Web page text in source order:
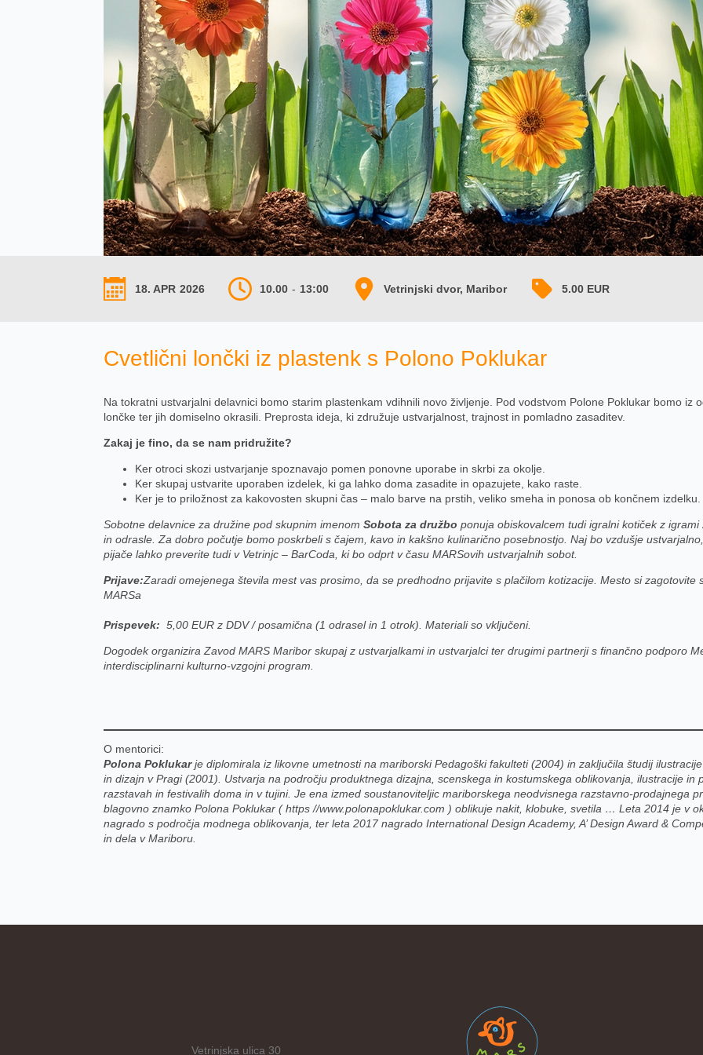
18. APR 2026 10.00 - 13:00 Vetrinjski dvor, Maribor 5.00 EUR
Cvetlični lončki iz plastenk s Polono Poklukar
Na tokratni ustvarjalni delavnici bomo starim plastenkam vdihnili novo življenje. Pod vodstvom Polone Poklukar bomo iz
lončke ter jih domiselno okrasili. Preprosta ideja, ki združuje ustvarjalnost, trajnost in pomladno zasaditev.
Zakaj je fino, da se nam pridružite?
Ker otroci skozi ustvarjanje spoznavajo pomen ponovne uporabe in skrbi za okolje.
Ker skupaj ustvarite uporaben izdelek, ki ga lahko doma zasadite in opazujete, kako raste.
Ker je to priložnost za kakovosten skupni čas – malo barve na prstih, veliko smeha in ponosa ob končnem izdelku.
Sobotne delavnice za družine pod skupnim imenom Sobota za družbo ponuja obiskovalcem tudi igralni kotiček z
in odrasle. Za dobro počutje bomo poskrbeli s čajem, kavo in kakšno kulinarično posebnostjo. Naj bo vzdušje
pijače lahko preverite tudi v Vetrinjc – BarCoda, ki bo odprt v času MARSovih ustvarjalnih sobot.
Prijave:Zaradi omejenega števila mest vas prosimo, da se predhodno prijavite s plačilom kotizacije. Mesto si
MARSa
Prispevek: 5,00 EUR z DDV / posamična (1 odrasel in 1 otrok). Materiali so vključeni.
Dogodek organizira Zavod MARS Maribor skupaj z ustvarjalkami in ustvarjalci ter drugimi partnerji s finančno podporo
interdisciplinarni kulturno-vzgojni program.
O mentorici:
Polona Poklukarje diplomirala iz likovne umetnosti na mariborski Pedagoški fakulteti (2004) in zaključila študij
in dizajn v Pragi (2001). Ustvarja na področju produktnega dizajna, scenskega in kostumskega oblikovanja, ilustracije in
razstavah in festivalih doma in v tujini. Je ena izmed soustanoviteljic mariborskega neodvisnega razstavno-prodajnega
blagovno znamko Polona Poklukar ( https //www.polonapoklukar.com ) oblikuje nakit, klobuke, svetila … Leta 2014 je v
nagrado s področja modnega oblikovanja, ter leta 2017 nagrado International Design Academy, A’ Design Award &
in dela v Mariboru.
Vetrinjska ulica 30